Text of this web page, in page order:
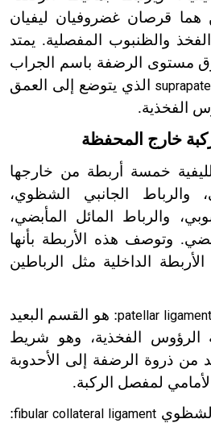
هما قرصان غضروفيان ليفيان
والظنبوب المفصلية. يمتد
مستوى الرضفة باسم الجراب
الذي يتوضع إلى العمق
الفخذية.
خارج المحفظة
خمسة أربطة من خارجها
والرباط الجانبي الشظوي،
والرباط المائل المأبضي،
وتوصف هذه الأربطة بأنها
الداخلية مثل الرباطين
patellar ligament: هو القسم البعيد
الرؤوس الفخذية، وهو شريط
ذروة الرضفة إلى الأحدوبة
لمفصل الركبة.
الشظويfibular collateral ligament
: